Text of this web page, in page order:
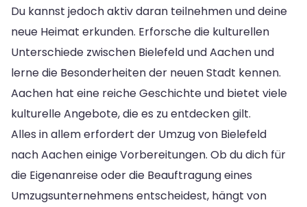
Du kannst jedoch aktiv daran teilnehmen und deine
neue Heimat erkunden. Erforsche die kulturellen
Unterschiede zwischen Bielefeld und Aachen und
lerne die Besonderheiten der neuen Stadt kennen.
Aachen hat eine reiche Geschichte und bietet viele
kulturelle Angebote, die es zu entdecken gilt.
Alles in allem erfordert der Umzug von Bielefeld
nach Aachen einige Vorbereitungen. Ob du dich für
die Eigenanreise oder die Beauftragung eines
Umzugsunternehmens entscheidest, hängt von